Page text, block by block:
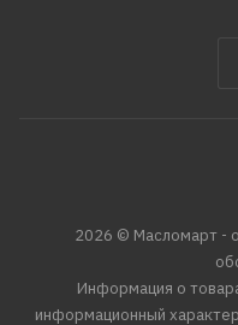
2026 © Масломарт -
Информация о
информационный